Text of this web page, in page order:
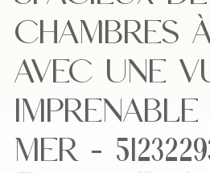
J'accepte la politique de
confidentialité et les conditions
Abonnez-vous à notre
J'accepte la politique de
confidentialité et les conditions
Abonnez-vous à notre
CHAMBRES
AVEC UNE
MER -